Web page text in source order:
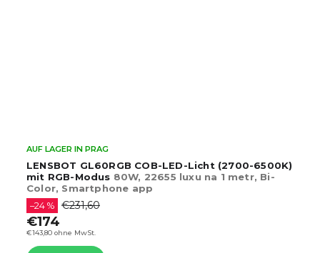
LENSBOT GL60RGB COB-LED-Licht (2700-6500K)
mit RGB-Modus 80W, 22655 luxu na 1 metr, Bi-
Color, Smartphone app
AUF LAGER IN PRAG
€143,80 ohne MwSt.
–24 % €231,60
€174